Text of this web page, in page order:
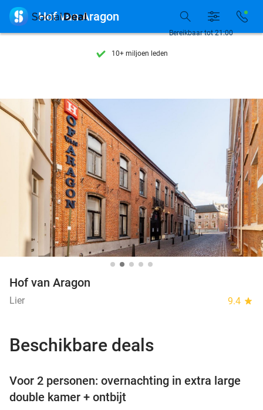
10+ miljoen leden
9,4 op basis van
Bereikbaar tot 21:00
 Hof van Aragon
Hof van Aragon
Lier 9.4 star
Beschikbare deals
Voor 2 personen: overnachting in extra large
double kamer + ontbijt